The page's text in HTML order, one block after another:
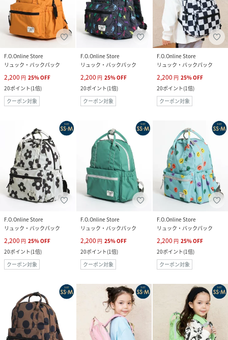
F.O.Online Store
リュック・バックパック
2,200 円 25%OFF
20ポイント(1倍)
クーポン対象
F.O.Online Store
リュック・バックパック
2,200 円 25%OFF
20ポイント(1倍)
クーポン対象
F.O.Online Store
リュック・バックパック
2,200 円 25%OFF
20ポイント(1倍)
クーポン対象
F.O.Online Store
リュック・バックパック
2,200 円 25%OFF
20ポイント(1倍)
クーポン対象
F.O.Online Store
リュック・バックパック
2,200 円 25%OFF
20ポイント(1倍)
クーポン対象
F.O.Online Store
リュック・バックパック
2,200 円 25%OFF
20ポイント(1倍)
クーポン対象